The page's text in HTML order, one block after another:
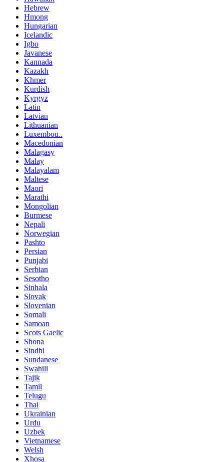
Hebrew
Hmong
Hungarian
Icelandic
Igbo
Javanese
Kannada
Kazakh
Khmer
Kurdish
Kyrgyz
Latin
Latvian
Lithuanian
Luxembou..
Macedonian
Malagasy
Malay
Malayalam
Maltese
Maori
Marathi
Mongolian
Burmese
Nepali
Norwegian
Pashto
Persian
Punjabi
Serbian
Sesotho
Sinhala
Slovak
Slovenian
Somali
Samoan
Scots Gaelic
Shona
Sindhi
Sundanese
Swahili
Tajik
Tamil
Telugu
Thai
Ukrainian
Urdu
Uzbek
Vietnamese
Welsh
Xhosa